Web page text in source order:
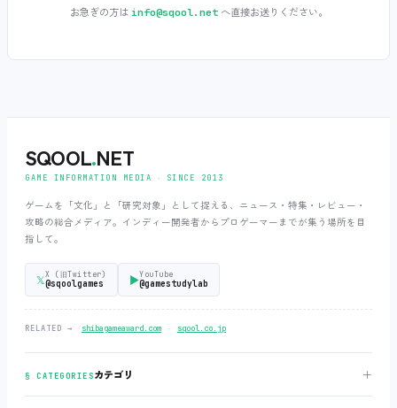
お急ぎの方は info@sqool.netへ直接お送りください。
SQOOL.NET
GAME INFORMATION MEDIA ‧ SINCE 2013
ゲームを「文化」と「研究対象」として捉える、ニュース・特集・レビュー・
攻略の総合メディア。インディー開発者からプロゲーマーまでが集う場所を目
指して。
𝕏X (旧Twitter)
@sqoolgames ▶YouTube
@gamestudylab
RELATED → shibagameaward.com ‧ sqool.co.jp
§ CATEGORIESカテゴリ ＋